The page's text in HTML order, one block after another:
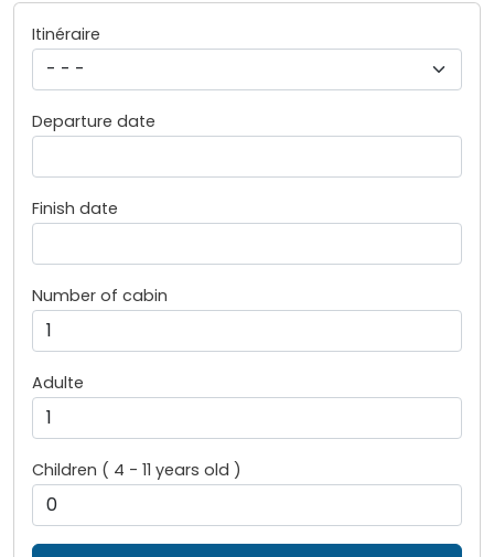
Itinéraire
Departure date
Finish date
Number of cabin
Adulte
Children ( 4 - 11 years old )